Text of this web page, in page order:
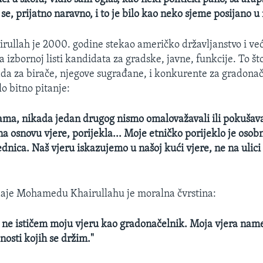
prijatno naravno, i to je bilo kao neko sjeme posijano u
je 2000. godine stekao američko državljanstvo i
izbornoj listi kandidata za gradske, javne, funkcije. To
za birače, njegove sugrađane, i konkurente za
bitno pitanje:
nikada jedan drugog nismo omalovažavali ili
osnovu vjere, porijekla... Moje etničko porijeklo je
Naš vjeru iskazujemo u našoj kući vjere, ne na
Mohamedu Khairullahu je moralna čvrstina:
ne ističem moju vjeru kao gradonačelnik. Moja vjera
kojih se držim."